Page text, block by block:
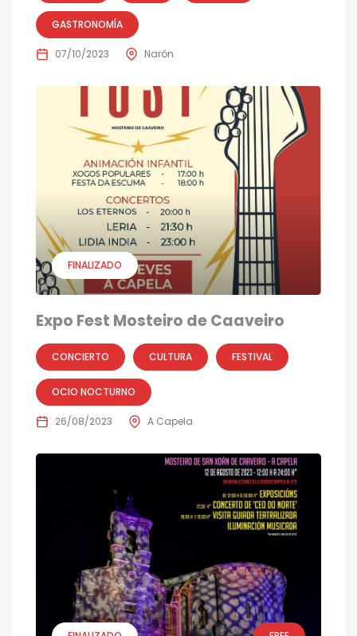
GASTRONOMÍA
07/10/2023 Narón
FINALIZADO
Expo Fest Mosteiro de Caaveiro
CONCIERTO CULTURA FESTIVAL
OCIO NOCTURNO
26/08/2023 A Capela